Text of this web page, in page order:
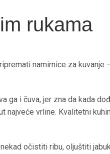
rukama
namirnice za kuvanje
ga i čuva, jer zna da kada
najveće vrline. Kvalitetni
očistiti ribu, oljuštiti